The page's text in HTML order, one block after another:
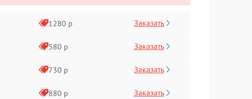
1280 р Заказать
580 р Заказать
730 р Заказать
880 р Заказать